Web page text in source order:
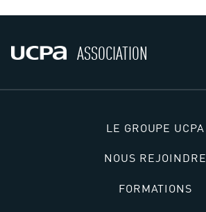
ASSOCIATION
LE GROUPE UCPA
NOUS REJOINDRE
FORMATIONS